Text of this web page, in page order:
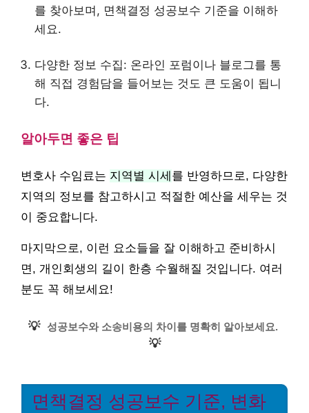
를 찾아보며, 면책결정 성공보수 기준을 이해하
세요.
다양한 정보 수집: 온라인 포럼이나 블로그를 통
해 직접 경험담을 들어보는 것도 큰 도움이 됩니
다.
알아두면 좋은 팁
변호사 수임료는 지역별 시세 를 반영하므로, 다양한
지역의 정보를 참고하시고 적절한 예산을 세우는 것
이 중요합니다.
마지막으로, 이런 요소들을 잘 이해하고 준비하시
면, 개인회생의 길이 한층 수월해질 것입니다. 여러
분도 꼭 해보세요!
💡 성공보수와 소송비용의 차이를 명확히 알아보세요.
💡
면책결정 성공보수 기준, 변화